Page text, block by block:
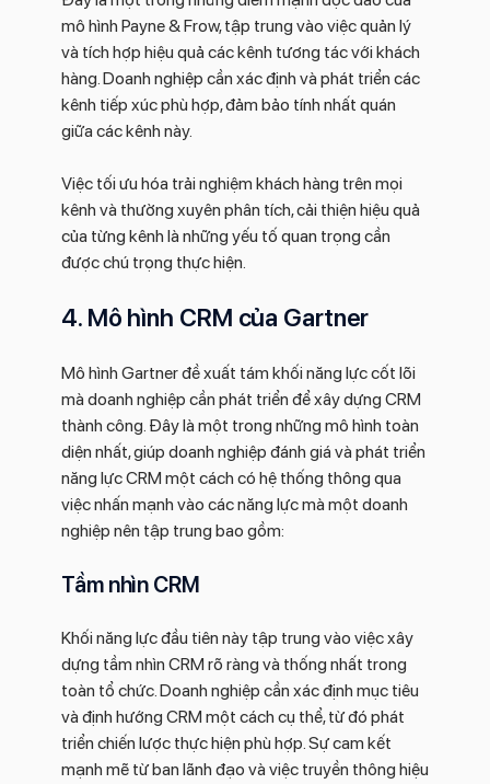
mô hình Payne & Frow, tập trung vào việc quản lý
và tích hợp hiệu quả các kênh tương tác với khách
hàng. Doanh nghiệp cần xác định và phát triển các
kênh tiếp xúc phù hợp, đảm bảo tính nhất quán
giữa các kênh này.
Việc tối ưu hóa trải nghiệm khách hàng trên mọi
kênh và thường xuyên phân tích, cải thiện hiệu quả
của từng kênh là những yếu tố quan trọng cần
được chú trọng thực hiện.
4. Mô hình CRM của Gartner
Mô hình Gartner đề xuất tám khối năng lực cốt lõi
mà doanh nghiệp cần phát triển để xây dựng CRM
thành công. Đây là một trong những mô hình toàn
diện nhất, giúp doanh nghiệp đánh giá và phát triển
năng lực CRM một cách có hệ thống thông qua
việc nhấn mạnh vào các năng lực mà một doanh
nghiệp nên tập trung bao gồm:
Tầm nhìn CRM
Khối năng lực đầu tiên này tập trung vào việc xây
dựng tầm nhìn CRM rõ ràng và thống nhất trong
toàn tổ chức. Doanh nghiệp cần xác định mục tiêu
và định hướng CRM một cách cụ thể, từ đó phát
triển chiến lược thực hiện phù hợp. Sự cam kết
mạnh mẽ từ ban lãnh đạo và việc truyền thông hiệu